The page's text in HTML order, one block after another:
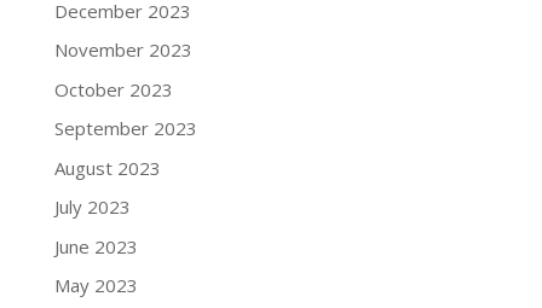
December 2023
November 2023
October 2023
September 2023
August 2023
July 2023
June 2023
May 2023